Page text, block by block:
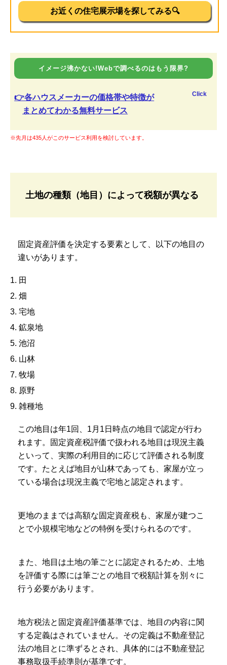
お近くの住宅展示場を探してみる🔍
イメージ沸かない!Webで調べるのはもう限界?
👉各ハウスメーカーの価格帯や特徴が
まとめてわかる無料サービス
Click
※先月は435人がこのサービス利用を検討しています。
土地の種類（地目）によって税額が異なる
固定資産評価を決定する要素として、以下の地目の
違いがあります。
1. 田
2. 畑
3. 宅地
4. 鉱泉地
5. 池沼
6. 山林
7. 牧場
8. 原野
9. 雑種地
この地目は年1回、1月1日時点の地目で認定が行わ
れます。固定資産税評価で扱われる地目は現況主義
といって、実際の利用目的に応じて評価される制度
です。たとえば地目が山林であっても、家屋が立っ
ている場合は現況主義で宅地と認定されます。
更地のままでは高額な固定資産税も、家屋が建つこ
とで小規模宅地などの特例を受けられるのです。
また、地目は土地の筆ごとに認定されるため、土地
を評価する際には筆ごとの地目で税額計算を別々に
行う必要があります。
地方税法と固定資産評価基準では、地目の内容に関
する定義はされていません。その定義は不動産登記
法の地目とに準ずるとされ、具体的には不動産登記
事務取扱手続準則が基準です。